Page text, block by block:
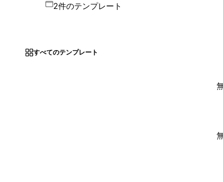
2件のテンプレート
すべてのテンプレート